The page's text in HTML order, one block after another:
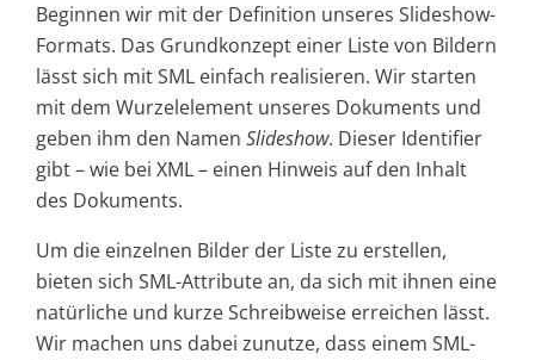
Beginnen wir mit der Definition unseres Slideshow-
Formats. Das Grundkonzept einer Liste von Bildern
lässt sich mit SML einfach realisieren. Wir starten
mit dem Wurzelelement unseres Dokuments und
geben ihm den Namen Slideshow. Dieser Identifier
gibt – wie bei XML – einen Hinweis auf den Inhalt
des Dokuments.
Um die einzelnen Bilder der Liste zu erstellen,
bieten sich SML-Attribute an, da sich mit ihnen eine
natürliche und kurze Schreibweise erreichen lässt.
Wir machen uns dabei zunutze, dass einem SML-